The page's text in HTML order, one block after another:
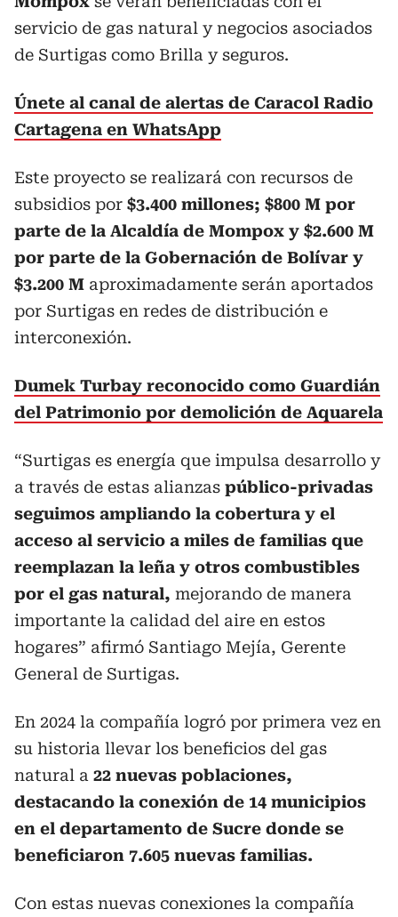
servicio de gas natural y negocios asociados
de Surtigas como Brilla y seguros.
Únete al canal de alertas de Caracol Radio
Cartagena en WhatsApp
Este proyecto se realizará con recursos de
subsidios por $3.400 millones; $800 M por
parte de la Alcaldía de Mompox y $2.600 M
por parte de la Gobernación de Bolívar y
$3.200 M aproximadamente serán aportados
por Surtigas en redes de distribución e
interconexión.
Dumek Turbay reconocido como Guardián
del Patrimonio por demolición de Aquarela
“Surtigas es energía que impulsa desarrollo y
a través de estas alianzas público-privadas
seguimos ampliando la cobertura y el
acceso al servicio a miles de familias que
reemplazan la leña y otros combustibles
por el gas natural, mejorando de manera
importante la calidad del aire en estos
hogares” afirmó Santiago Mejía, Gerente
General de Surtigas.
En 2024 la compañía logró por primera vez en
su historia llevar los beneficios del gas
natural a 22 nuevas poblaciones,
destacando la conexión de 14 municipios
en el departamento de Sucre donde se
beneficiaron 7.605 nuevas familias.
Con estas nuevas conexiones la compañía